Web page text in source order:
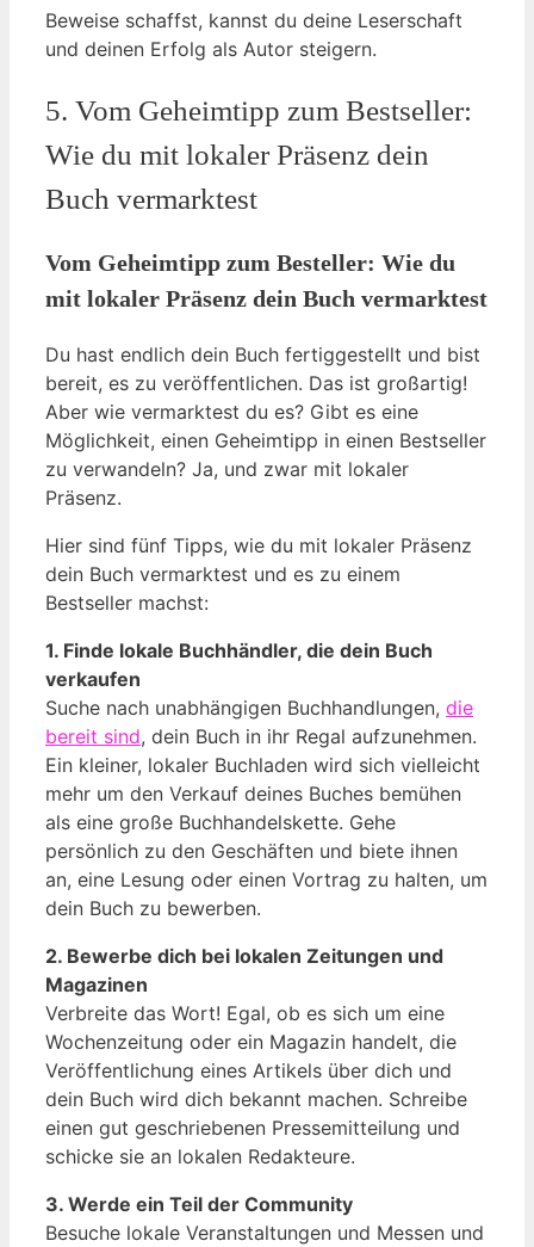
Beweise schaffst, kannst du deine Leserschaft
und deinen Erfolg als Autor steigern.
5. Vom Geheimtipp zum Bestseller:
Wie du mit lokaler Präsenz dein
Buch vermarktest
Vom Geheimtipp zum Besteller: Wie du
mit lokaler Präsenz dein Buch vermarktest
Du hast endlich dein Buch fertiggestellt und bist
bereit, es zu veröffentlichen. Das ist großartig!
Aber wie vermarktest du es? Gibt es eine
Möglichkeit, einen Geheimtipp in einen Bestseller
zu verwandeln? Ja, und zwar mit lokaler
Präsenz.
Hier sind fünf Tipps, wie du mit lokaler Präsenz
dein Buch vermarktest und es zu einem
Bestseller machst:
1. Finde lokale Buchhändler, die dein Buch
verkaufen
Suche nach unabhängigen Buchhandlungen, die
bereit sind, dein Buch in ihr Regal aufzunehmen.
Ein kleiner, lokaler Buchladen wird sich vielleicht
mehr um den Verkauf deines Buches bemühen
als eine große Buchhandelskette. Gehe
persönlich zu den Geschäften und biete ihnen
an, eine Lesung oder einen Vortrag zu halten, um
dein Buch zu bewerben.
2. Bewerbe dich bei lokalen Zeitungen und
Magazinen
Verbreite das Wort! Egal, ob es sich um eine
Wochenzeitung oder ein Magazin handelt, die
Veröffentlichung eines Artikels über dich und
dein Buch wird dich bekannt machen. Schreibe
einen gut geschriebenen Pressemitteilung und
schicke sie an lokalen Redakteure.
3. Werde ein Teil der Community
Besuche lokale Veranstaltungen und Messen und